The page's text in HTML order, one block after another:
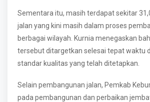
Sementara itu, masih terdapat sekitar
jalan yang kini masih dalam proses
berbagai wilayah. Kurnia menegaskan
tersebut ditargetkan selesai tepat waktu
standar kualitas yang telah ditetapkan.
Selain pembangunan jalan, Pemkab
pada pembangunan dan perbaikan